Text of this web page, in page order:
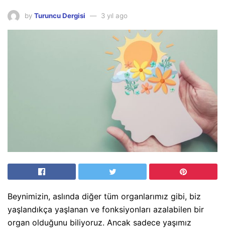
by Turuncu Dergisi 3 yıl ago
Beynimizin, aslında diğer tüm organlarımız gibi, biz
yaşlandıkça yaşlanan ve fonksiyonları azalabilen bir
organ olduğunu biliyoruz. Ancak sadece yaşımız